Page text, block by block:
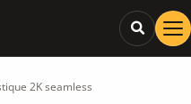
2K seamless